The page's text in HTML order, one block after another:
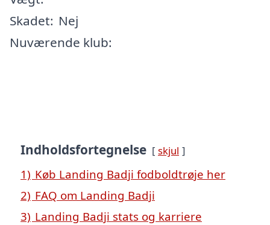
Skadet: Nej
Nuværende klub:
Indholdsfortegnelse skjul
1) Køb Landing Badji fodboldtrøje her
2) FAQ om Landing Badji
3) Landing Badji stats og karriere